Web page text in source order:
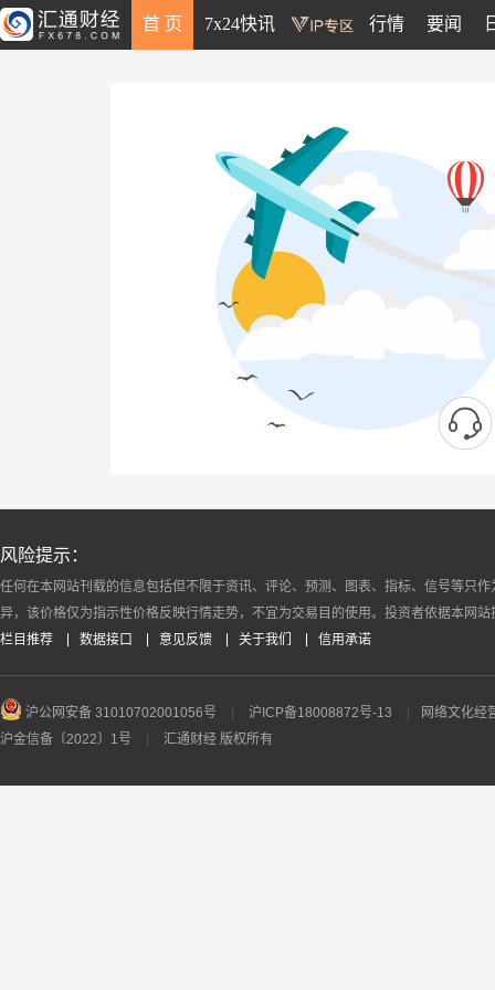
首 页 7x24快讯 行情 要闻
风险提示：
任何在本网站刊载的信息包括但不限于资讯、评论、预测、图表、指标、信号等只
异，该价格仅为指示性价格反映行情走势，不宜为交易目的使用。投资者依据本网
栏目推荐
数据接口 意见反馈 关于我们 信用承诺
沪公网安备 31010702001056号 沪ICP备18008872号-13
网络文化经
沪金信备〔2022〕1号
汇通财经 版权所有